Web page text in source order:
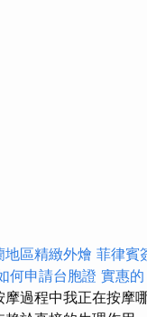
地區精緻外燴 菲律賓
何申請台胞證 實惠
過程中我正在按摩